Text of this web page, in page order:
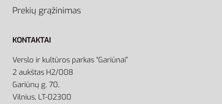
Prekių grąžinimas
KONTAKTAI
Verslo ir kultūros parkas “Gariūnai”
2 aukštas H2/008
Gariūnų g. 70,
Vilnius, LT-02300